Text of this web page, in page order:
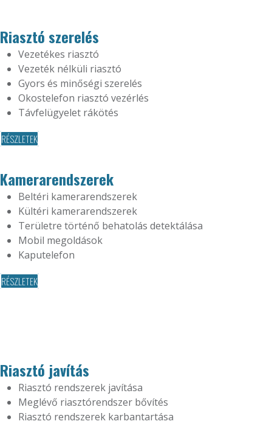
Riasztó szerelés
Vezetékes riasztó
Vezeték nélküli riasztó
Gyors és minőségi szerelés
Okostelefon riasztó vezérlés
Távfelügyelet rákötés
RÉSZLETEK
Kamerarendszerek
Beltéri kamerarendszerek
Kültéri kamerarendszerek
Területre történő behatolás detektálása
Mobil megoldások
Kaputelefon
RÉSZLETEK
Riasztó javítás
Riasztó rendszerek javítása
Meglévő riasztórendszer bővítés
Riasztó rendszerek karbantartása